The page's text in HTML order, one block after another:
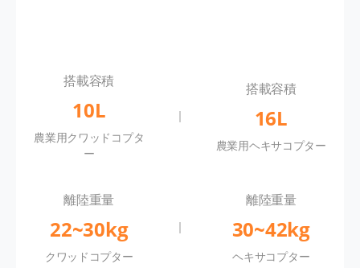
搭載容積
10L
農業用クワッドコプタ
ー
搭載容積
16L
農業用ヘキサコプター
離陸重量
22~30kg
クワッドコプター
離陸重量
30~42kg
ヘキサコプター